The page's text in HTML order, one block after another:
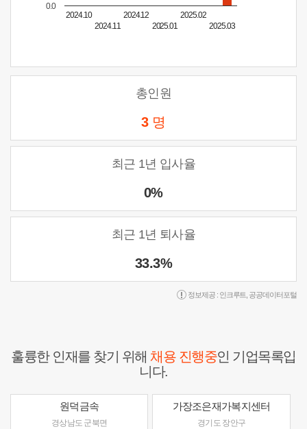
2024.10
2024.11
2024.12
2025.01
2025.02
2025.03
0.0
총인원
3 명
최근 1년 입사율
0%
최근 1년 퇴사율
33.3%
정보제공 : 인크루트 공공데이터포털
훌륭한 인재를 찾기 위해채용 진행중인 기업목록입
니다.
원덕금속
경상남도 군북면
가장조은재가복지센터
경기도 장안구